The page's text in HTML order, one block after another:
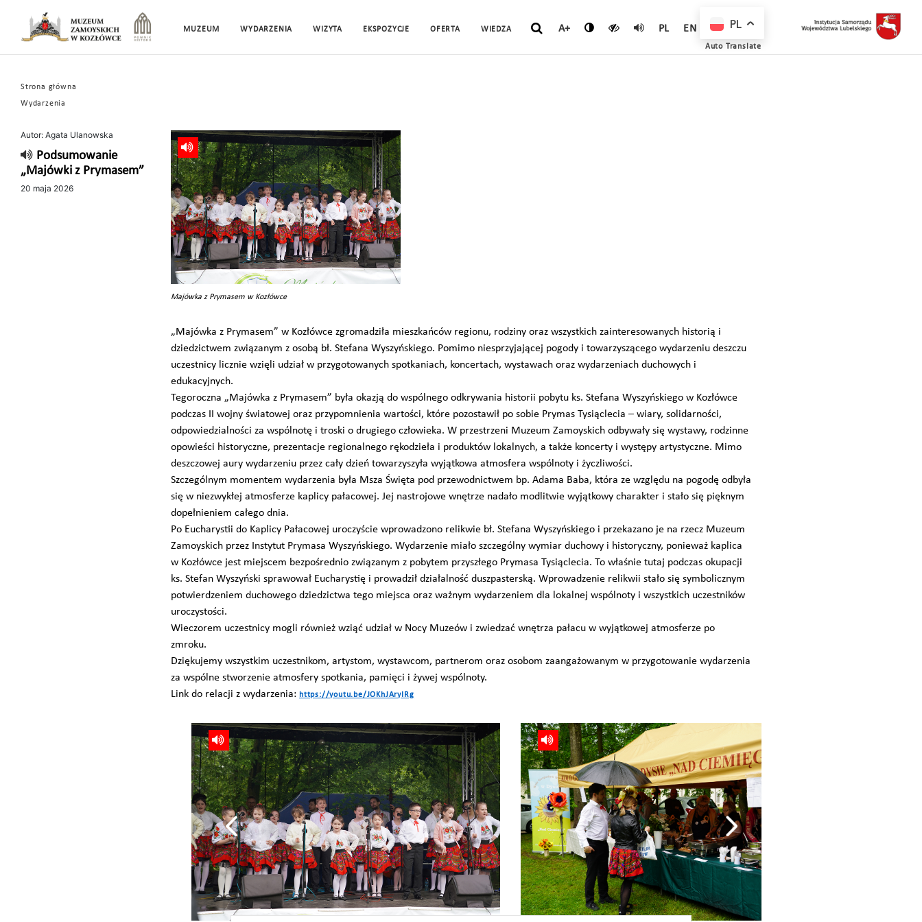
MUZEUM WYDARZENIA WIZYTA EKSPOZYCJE OFERTA WIEDZA A+ PL EN
Strona główna
Wydarzenia
Autor: Agata Ulanowska
Podsumowanie
„Majówki z Prymasem”
20 maja 2026
Majówka z Prymasem w Kozłówce
„Majówka z Prymasem” w Kozłówce zgromadziła mieszkańców regionu, rodziny oraz wszystkich zainteresowanych historią i
dziedzictwem związanym z osobą bł. Stefana Wyszyńskiego. Pomimo niesprzyjającej pogody i towarzyszącego wydarzeniu deszczu
uczestnicy licznie wzięli udział w przygotowanych spotkaniach, koncertach, wystawach oraz wydarzeniach duchowych i
edukacyjnych.
Tegoroczna „Majówka z Prymasem” była okazją do wspólnego odkrywania historii pobytu ks. Stefana Wyszyńskiego w Kozłówce
podczas II wojny światowej oraz przypomnienia wartości, które pozostawił po sobie Prymas Tysiąclecia – wiary, solidarności,
odpowiedzialności za wspólnotę i troski o drugiego człowieka. W przestrzeni Muzeum Zamoyskich odbywały się wystawy, rodzinne
opowieści historyczne, prezentacje regionalnego rękodzieła i produktów lokalnych, a także koncerty i występy artystyczne. Mimo
deszczowej aury wydarzeniu przez cały dzień towarzyszyła wyjątkowa atmosfera wspólnoty i życzliwości.
Szczególnym momentem wydarzenia była Msza Święta pod przewodnictwem bp. Adama Baba, która ze względu na pogodę odbyła
się w niezwykłej atmosferze kaplicy pałacowej. Jej nastrojowe wnętrze nadało modlitwie wyjątkowy charakter i stało się pięknym
dopełnieniem całego dnia.
Po Eucharystii do Kaplicy Pałacowej uroczyście wprowadzono relikwie bł. Stefana Wyszyńskiego i przekazano je na rzecz Muzeum
Zamoyskich przez Instytut Prymasa Wyszyńskiego. Wydarzenie miało szczególny wymiar duchowy i historyczny, ponieważ kaplica
w Kozłówce jest miejscem bezpośrednio związanym z pobytem przyszłego Prymasa Tysiąclecia. To właśnie tutaj podczas okupacji
ks. Stefan Wyszyński sprawował Eucharystię i prowadził działalność duszpasterską. Wprowadzenie relikwii stało się symbolicznym
potwierdzeniem duchowego dziedzictwa tego miejsca oraz ważnym wydarzeniem dla lokalnej wspólnoty i wszystkich uczestników
uroczystości.
Wieczorem uczestnicy mogli również wziąć udział w Nocy Muzeów i zwiedzać wnętrza pałacu w wyjątkowej atmosferze po
zmroku.
Dziękujemy wszystkim uczestnikom, artystom, wystawcom, partnerom oraz osobom zaangażowanym w przygotowanie wydarzenia
za wspólne stworzenie atmosfery spotkania, pamięci i żywej wspólnoty.
Link do relacji z wydarzenia: https://youtu.be/JOKhJAryIRg
PL
Auto Translate